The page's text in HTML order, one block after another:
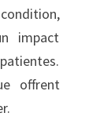
impact
offrent